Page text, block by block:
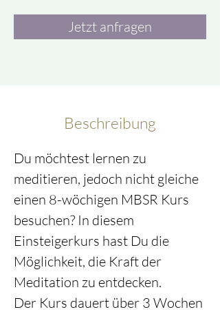
Jetzt anfragen
Beschreibung
Du möchtest lernen zu
meditieren, jedoch nicht gleiche
einen 8-wöchigen MBSR Kurs
besuchen? In diesem
Einsteigerkurs hast Du die
Möglichkeit, die Kraft der
Meditation zu entdecken.
Der Kurs dauert über 3 Wochen